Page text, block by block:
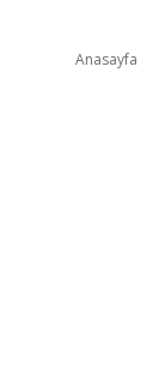
Anasayfa